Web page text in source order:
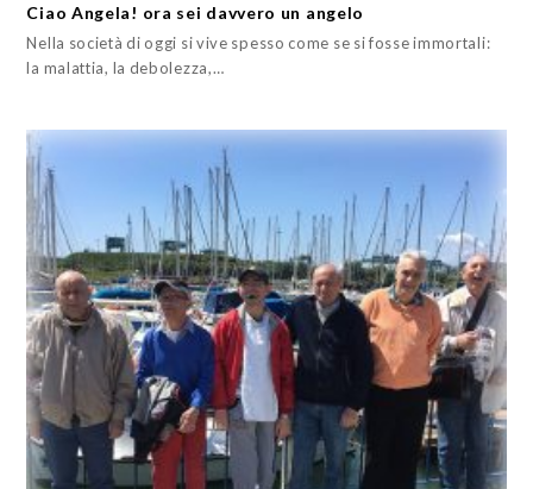
Ciao Angela! ora sei davvero un angelo
Nella società di oggi si vive spesso come se si fosse immortali:
la malattia, la debolezza,…